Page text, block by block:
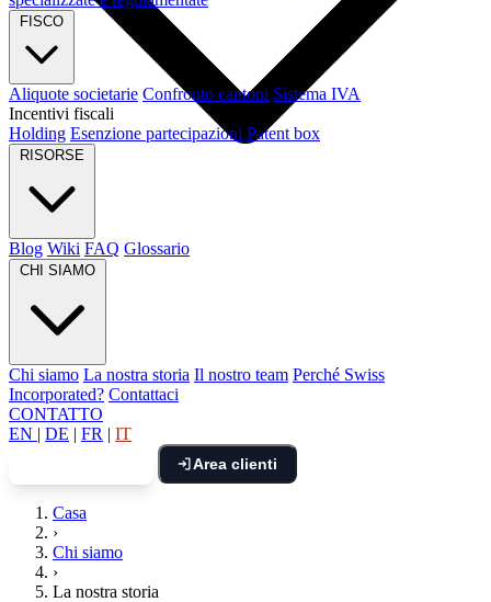
FISCO
Aliquote societarie Confronto cantoni Sistema IVA
Incentivi fiscali
Holding Esenzione partecipazioni Patent box
RISORSE
Blog Wiki FAQ Glossario
CHI SIAMO
Chi siamo La nostra storia Il nostro team Perché Swiss
Incorporated? Contattaci
CONTATTO
EN | DE | FR | IT
Area clienti
Casa
›
Chi siamo
›
La nostra storia